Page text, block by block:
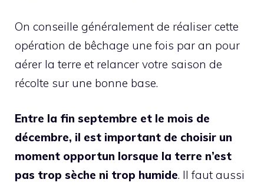
On conseille généralement de réaliser cette
opération de bêchage une fois par an pour
aérer la terre et relancer votre saison de
récolte sur une bonne base.
Entre la fin septembre et le mois de
décembre, il est important de choisir un
moment opportun lorsque la terre n’est
pas trop sèche ni trop humide. Il faut aussi